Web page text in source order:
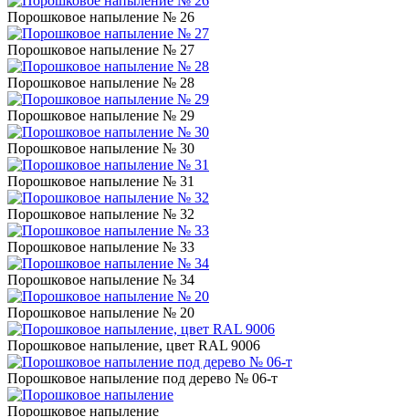
Порошковое напыление № 26
Порошковое напыление № 27
Порошковое напыление № 28
Порошковое напыление № 29
Порошковое напыление № 30
Порошковое напыление № 31
Порошковое напыление № 32
Порошковое напыление № 33
Порошковое напыление № 34
Порошковое напыление № 20
Порошковое напыление, цвет RAL 9006
Порошковое напыление под дерево № 06-т
Порошковое напыление